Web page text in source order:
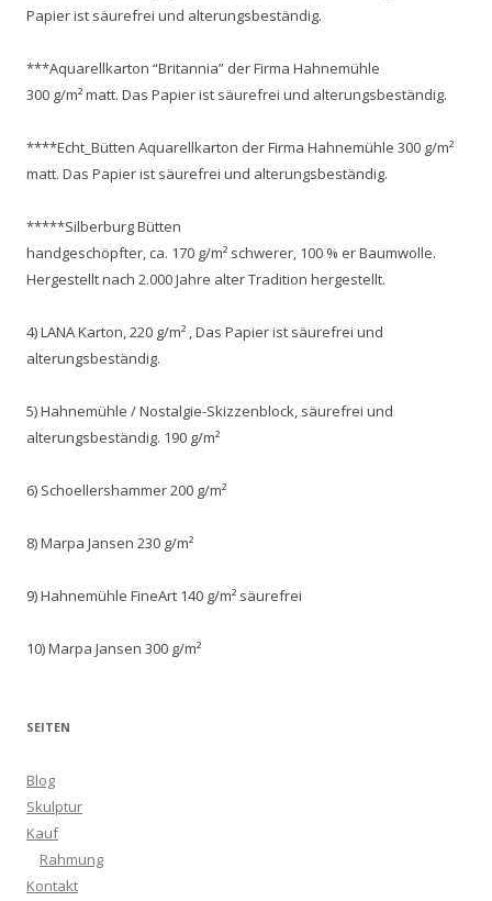
Papier ist säurefrei und alterungsbeständig.
***Aquarellkarton “Britannia” der Firma Hahnemühle
300 g/m² matt. Das Papier ist säurefrei und alterungsbeständig.
****Echt_Bütten Aquarellkarton der Firma Hahnemühle 300 g/m²
matt. Das Papier ist säurefrei und alterungsbeständig.
*****Silberburg Bütten
handgeschöpfter, ca. 170 g/m² schwerer, 100 % er Baumwolle.
Hergestellt nach 2.000 Jahre alter Tradition hergestellt.
4) LANA Karton, 220 g/m² , Das Papier ist säurefrei und
alterungsbeständig.
5) Hahnemühle / Nostalgie-Skizzenblock, säurefrei und
alterungsbeständig. 190 g/m²
6) Schoellershammer 200 g/m²
8) Marpa Jansen 230 g/m²
9) Hahnemühle FineArt 140 g/m² säurefrei
10) Marpa Jansen 300 g/m²
SEITEN
Blog
Skulptur
Kauf
Rahmung
Kontakt